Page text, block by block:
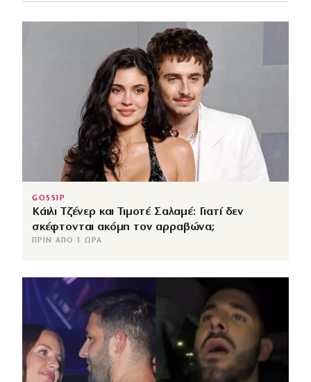
GOSSIP
Κάιλι Τζένερ και Τιμοτέ Σαλαμέ: Γιατί δεν
σκέφτονται ακόμη τον αρραβώνα;
ΠΡΙΝ ΑΠΌ 1 ΏΡΑ